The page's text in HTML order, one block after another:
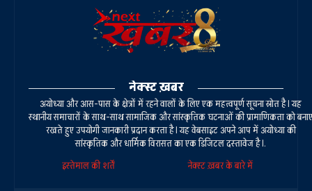
नेक्स्ट ख़बर
अयोध्या और आस-पास के क्षेत्रों में रहने वालों के लिए एक महत्वपूर्ण सूचना स्रोत है। यह
स्थानीय समाचारों के साथ-साथ सामाजिक और सांस्कृतिक घटनाओं की प्रामाणिकता को बनाए
रखते हुए उपयोगी जानकारी प्रदान करता है। यह वेबसाइट अपने आप में अयोध्या की
सांस्कृतिक और धार्मिक विरासत का एक डिजिटल दस्तावेज है।.
इस्तेमाल की शर्तें
नेक्स्ट ख़बर के बारे में